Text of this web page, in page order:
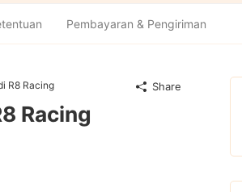
Pembayaran & Pengiriman
R8 Racing
Racing
Share